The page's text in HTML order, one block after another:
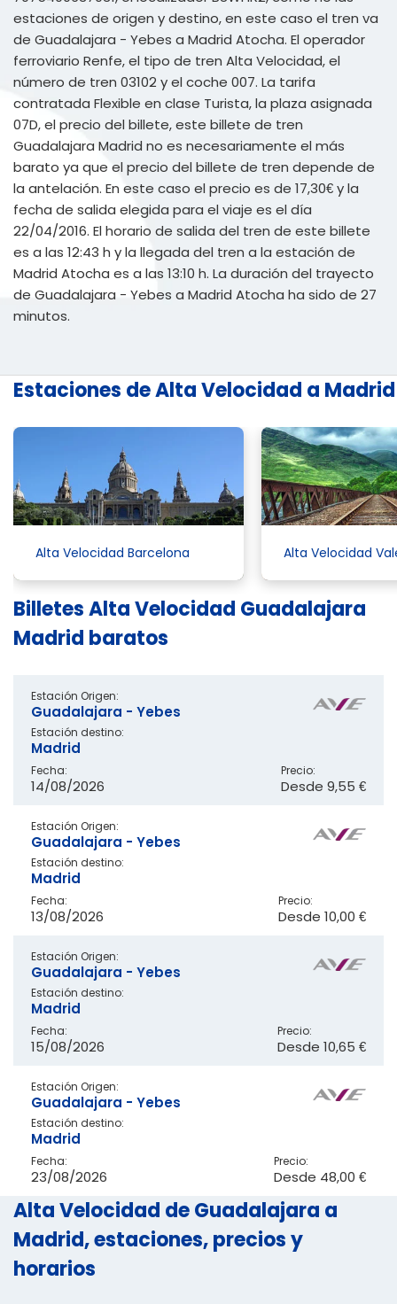
estaciones de origen y destino, en este caso el tren va
de Guadalajara - Yebes a Madrid Atocha. El operador
ferroviario Renfe, el tipo de tren Alta Velocidad, el
número de tren 03102 y el coche 007. La tarifa
contratada Flexible en clase Turista, la plaza asignada
07D, el precio del billete, este billete de tren
Guadalajara Madrid no es necesariamente el más
barato ya que el precio del billete de tren depende de
la antelación. En este caso el precio es de 17,30€ y la
fecha de salida elegida para el viaje es el día
22/04/2016. El horario de salida del tren de este billete
es a las 12:43 h y la llegada del tren a la estación de
Madrid Atocha es a las 13:10 h. La duración del trayecto
de Guadalajara - Yebes a Madrid Atocha ha sido de 27
minutos.
Estaciones de Alta Velocidad a Madrid
Alta Velocidad Barcelona Alta Velocidad
Billetes Alta Velocidad Guadalajara
Madrid baratos
Estación Origen:
Guadalajara - Yebes
Estación destino:
Madrid
Fecha:
14/08/2026
Precio:
Desde 9,55 €
Estación Origen:
Guadalajara - Yebes
Estación destino:
Madrid
Fecha:
13/08/2026
Precio:
Desde 10,00 €
Estación Origen:
Guadalajara - Yebes
Estación destino:
Madrid
Fecha:
15/08/2026
Precio:
Desde 10,65 €
Estación Origen:
Guadalajara - Yebes
Estación destino:
Madrid
Fecha:
23/08/2026
Precio:
Desde 48,00 €
Alta Velocidad de Guadalajara a
Madrid, estaciones, precios y
horarios